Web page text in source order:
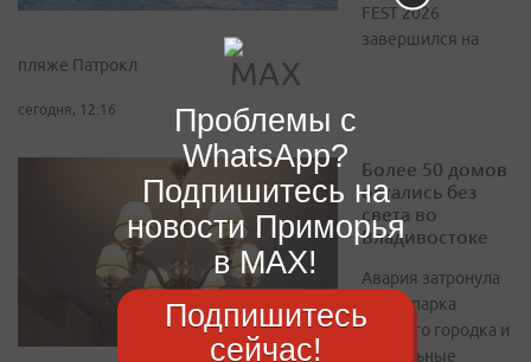
FEST 2026
завершился на
пляже Патрокл
сегодня, 12:16
Более 50 домов
остались без
света во
Владивостоке
Авария затронула
район парка
Минного городка и
социальные
Проблемы с
WhatsApp?
Подпишитесь на
новости Приморья
в MAX!
Подпишитесь
сейчас!